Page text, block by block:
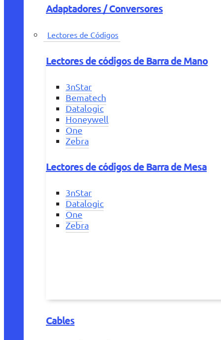
Adaptadores / Conversores
Lectores de Códigos
Lectores de códigos de Barra de Mano
3nStar
Bematech
Datalogic
Honeywell
One
Zebra
Lectores de códigos de Barra de Mesa
3nStar
Datalogic
One
Zebra
Cables